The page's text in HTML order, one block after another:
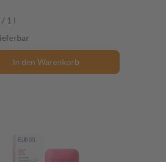
1 l
In den Warenkorb